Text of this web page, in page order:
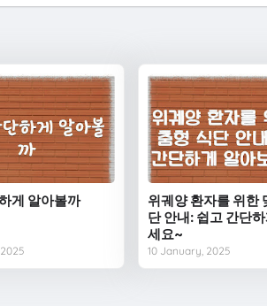
게 알아볼까
위궤양 환자를 위한
단 안내: 쉽고 간단
세요~
10 January, 2025